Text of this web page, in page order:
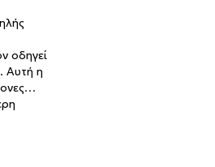
οδηγεί
Αυτή η